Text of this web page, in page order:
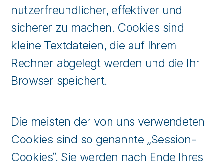
nutzerfreundlicher, effektiver und
sicherer zu machen. Cookies sind
kleine Textdateien, die auf Ihrem
Rechner abgelegt werden und die Ihr
Browser speichert.
Die meisten der von uns verwendeten
Cookies sind so genannte „Session-
Cookies“. Sie werden nach Ende Ihres